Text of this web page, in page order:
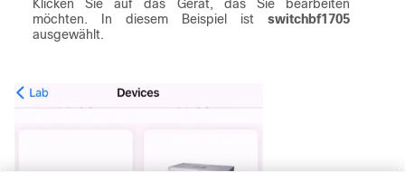
Klicken Sie auf das Gerät, das Sie bearbeiten
möchten. In diesem Beispiel istswitchbf1705
ausgewählt.